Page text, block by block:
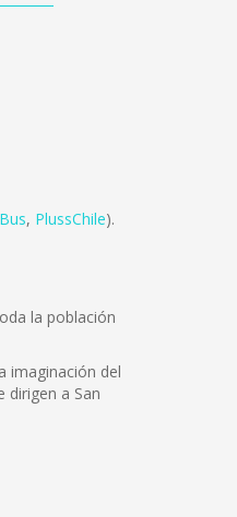
, PlussChile).
la población
imaginación del
dirigen a San